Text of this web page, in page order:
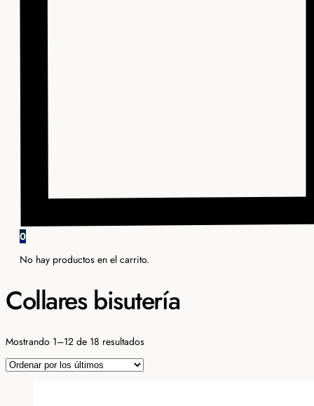
0
No hay productos en el carrito.
Collares bisutería
Mostrando 1–12 de 18 resultadosOrdenado